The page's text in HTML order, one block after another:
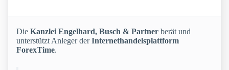
Die Kanzlei Engelhard, Busch & Partner berät und
unterstützt Anleger derInternethandelsplattform
ForexTime.